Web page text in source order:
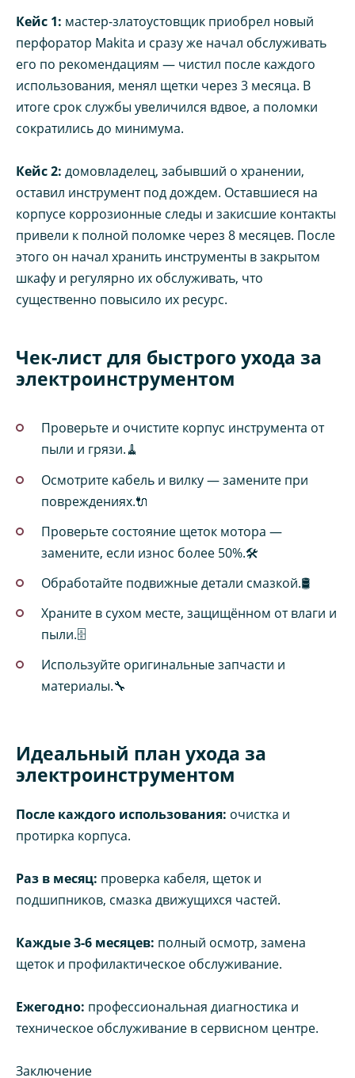
Кейс 1: мастер-златоустовщик приобрел новый
перфоратор Makita и сразу же начал обслуживать
его по рекомендациям — чистил после каждого
использования, менял щетки через 3 месяца. В
итоге срок службы увеличился вдвое, а поломки
сократились до минимума.
Кейс 2: домовладелец, забывший о хранении,
оставил инструмент под дождем. Оставшиеся на
корпусе коррозионные следы и закисшие контакты
привели к полной поломке через 8 месяцев. После
этого он начал хранить инструменты в закрытом
шкафу и регулярно их обслуживать, что
существенно повысило их ресурс.
Чек-лист для быстрого ухода за
электроинструментом
Проверьте и очистите корпус инструмента от
пыли и грязи.🧹
Осмотрите кабель и вилку — замените при
повреждениях.🔌
Проверьте состояние щеток мотора —
замените, если износ более 50%.🛠️
Обработайте подвижные детали смазкой.🛢️
Храните в сухом месте, защищённом от влаги и
пыли.🗄️
Используйте оригинальные запчасти и
материалы.🔧
Идеальный план ухода за
электроинструментом
После каждого использования: очистка и
протирка корпуса.
Раз в месяц: проверка кабеля, щеток и
подшипников, смазка движущихся частей.
Каждые 3-6 месяцев: полный осмотр, замена
щеток и профилактическое обслуживание.
Ежегодно: профессиональная диагностика и
техническое обслуживание в сервисном центре.
Заключение